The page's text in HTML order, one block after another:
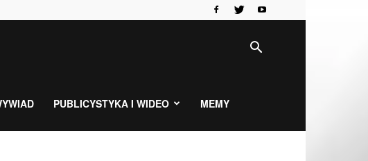
PUBLICYSTYKA I WIDEO MEMY